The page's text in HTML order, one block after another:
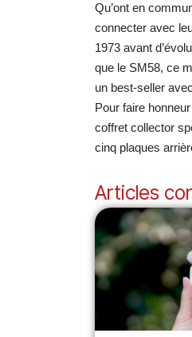
Qu’ont en
connecter avec
1973 avant
que le SM58, ce
un best-seller
Pour faire
coffret collector
cinq plaques
Articles